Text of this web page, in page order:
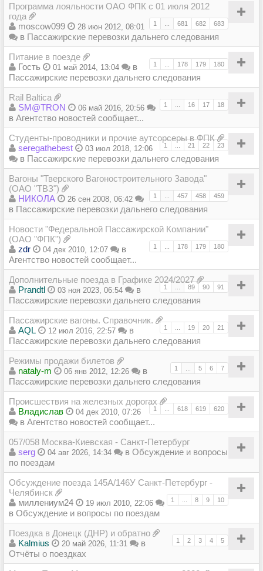
Программа лояльности ОАО ФПК с 01 июля 2012
года
1 681 682 683
moscow099 28 июн 2012, 08:01
в Пассажирские перевозки дальнего следования
Питание в поезде
1 178 179 180
Гость 01 май 2014, 13:04
в
Пассажирские перевозки дальнего следования
Rail Baltica
1 16 17 18
SM@TRON 06 май 2016, 20:56
в Агентство новостей сообщает...
Студенты-проводники и прочие аутсорсеры в ФПК
1 ... 21 22 23
seregathebest 03 июл 2018, 12:06
в Пассажирские перевозки дальнего следования
Вагоны "Тверского Вагоностроительного Завода"
(ОАО "ТВЗ")
1 457 458 459
НИКОЛА 26 сен 2008, 06:42
в Пассажирские перевозки дальнего следования
Новости "Федеральной Пассажирской Компании"
(ОАО "ФПК")
1 178 179 180
zdr 04 дек 2010, 12:07
в
Агентство новостей сообщает...
Дополнительные поезда в Графике 2024/2027
1 89 90 91
Prandtl 03 ноя 2023, 06:54
в
Пассажирские перевозки дальнего следования
Пассажирские вагоны. Справочник.
1 19 20 21
AQL 12 июл 2016, 22:57
в
Пассажирские перевозки дальнего следования
Режимы продажи билетов
1 5 6 7
nataly-m 06 янв 2012, 12:26
в
Пассажирские перевозки дальнего следования
Происшествия на железных дорогах
1 618 619 620
Владиcлав 04 дек 2010, 07:26
в Агентство новостей сообщает...
057/058 Москва-Киевская - Санкт-Петербург
serg
04 авг 2026, 14:34 в Обсуждение и вопросы
по поездам
Обсуждение поезда 145А/146У Санкт-Петербург -
Челябинск
1 8 9 10
миллениум24 19 июл 2010, 22:06
в Обсуждение и вопросы по поездам
Поездка в Донецк (ДНР) и обратно
1 2 3 4 5
Kalmius 20 май 2026, 11:31
в
Отчёты о поездках